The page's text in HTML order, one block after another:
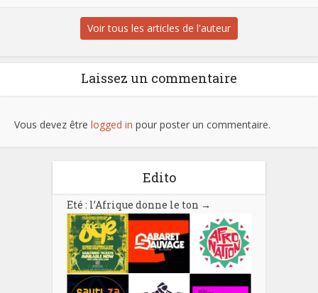
Voir tous les articles de l'auteur
Laissez un commentaire
Vous devez être logged in pour poster un commentaire.
Edito
Eté : l’Afrique donne le ton →